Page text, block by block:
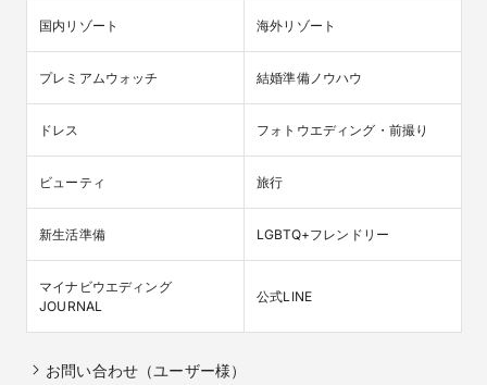
国内リゾート 海外リゾート
プレミアムウォッチ 結婚準備ノウハウ
ドレス フォトウエディング・前撮り
ビューティ 旅行
新生活準備 LGBTQ+フレンドリー
マイナビウエディング
JOURNAL
公式LINE
お問い合わせ（ユーザー様）